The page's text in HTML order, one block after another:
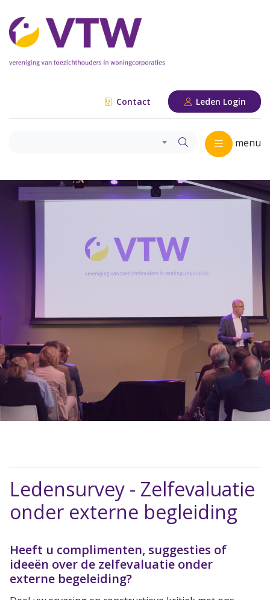
Contact Leden Login
menu
Ledensurvey - Zelfevaluatie
onder externe begleiding
Heeft u complimenten, suggesties of
ideeën over de zelfevaluatie onder
externe begeleiding?